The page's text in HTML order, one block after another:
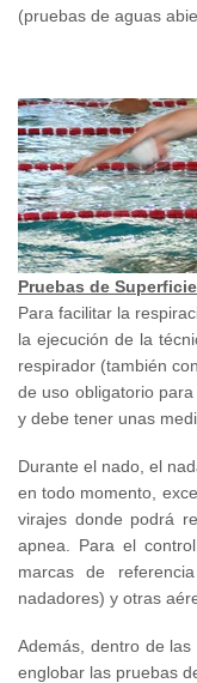
(pruebas de aguas
Pruebas de
Para facilitar la
la ejecución de la
respirador (también
de uso obligatorio
y debe tener unas
Durante el nado, el
en todo momento,
virajes donde podrá
apnea. Para el
marcas de
nadadores) y otras
Además, dentro de
englobar las pruebas